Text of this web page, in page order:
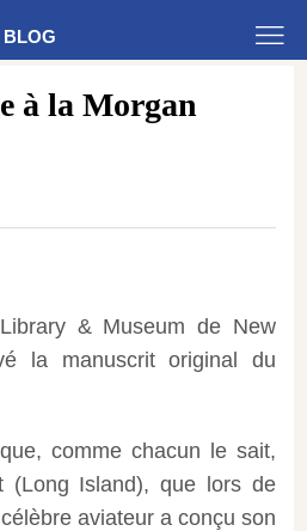
BLOG
à la Morgan
& Museum de New
la manuscrit original du
comme chacun le sait,
(Long Island), que lors de
aviateur a conçu son